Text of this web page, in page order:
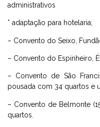
administrativos
* adaptação para hotelaria;
– Convento do Seixo,
– Convento do Espinheiro,
– Convento de São
pousada com 34 quartos e
– Convento de Belmonte
quartos.